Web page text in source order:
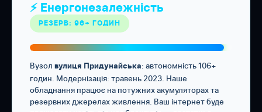
⚡ Енергонезалежність
РЕЗЕРВ: 96+ ГОДИН
Вузол вулиця Придунайська: автономність 106+
годин. Модернізація: травень 2023. Наше
обладнання працює на потужних акумуляторах та
резервних джерелах живлення. Ваш інтернет буде